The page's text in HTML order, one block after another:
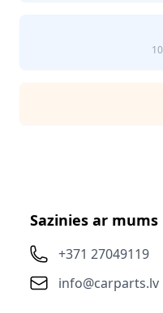
Sazinies ar mums
+371 27049119
info@carparts.lv